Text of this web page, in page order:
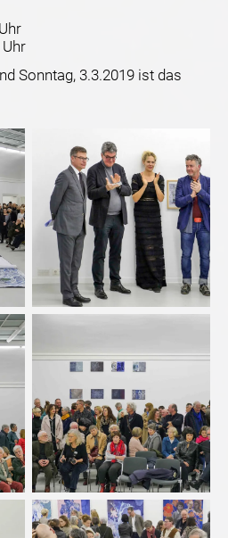
Sonntag, 3.3.2019 ist das